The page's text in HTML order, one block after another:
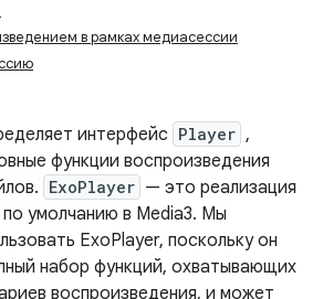
в рамках медиасессии
интерфейс Player ,
функции воспроизведения
ExoPlayer — это реализация
умолчанию в Media3. Мы
ExoPlayer, поскольку он
набор функций, охватывающих
воспроизведения, и может